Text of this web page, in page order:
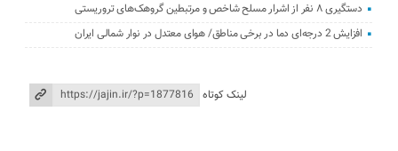
دستگیری ۸ نفر از اشرار مسلح شاخص و مرتبطین گروهک‌های تروریستی
افزایش 2 درجه‌ای دما در برخی مناطق/ هوای معتدل در نوار شمالی ایران
لینک کوتاه